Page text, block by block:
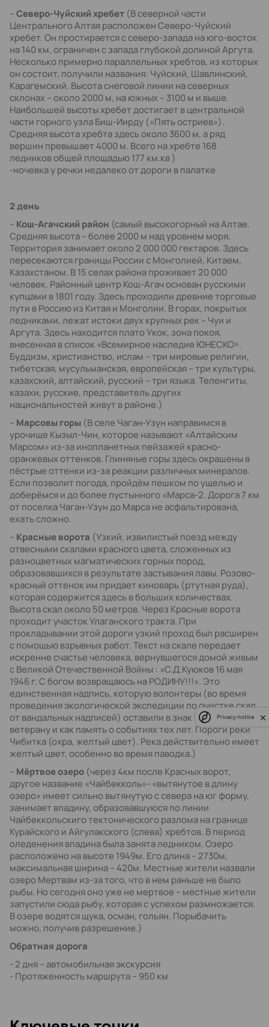
–Северо-Чуйский хребет (В северной части
Центрального Алтая расположен Северо-Чуйский
хребет. Он простирается с северо-запада на юго-восток
на 140 км, ограничен с запада глубокой долиной Аргута.
Несколько примерно параллельных хребтов, из которых
он состоит, получили названия: Чуйский, Шавлинский,
Карагемский. Высота снеговой линии на северных
склонах – около 2000 м, на южных – 3100 м и выше.
Наибольшей высоты хребет достигает в центральной
части горного узла Биш-Иирду («Пять остриев»).
Средняя высота хребта здесь около 3600 м, а ряд
вершин превышает 4000 м. Всего на хребте 168
ледников общей площадью 177 км.кв )
-ночевка у речки недалеко от дороги в палатке
2 день
– Кош-Агачский район (самый высокогорный на Алтае.
Средняя высота – более 2000 м над уровнем моря.
Территория занимает около 2 000 000 гектаров. Здесь
пересекаются границы России с Монголией, Китаем,
Казахстаном. В 15 селах района проживает 20 000
человек. Районный центр Кош-Агач основан русскими
купцами в 1801 году. Здесь проходили древние торговые
пути в Россию из Китая и Монголии. В горах, покрытых
ледниками, лежат истоки двух крупных рек – Чуи и
Аргута. Здесь находится плато Укок, зона покоя,
внесенная в список «Всемирное наследие ЮНЕСКО».
Буддизм, христианство, ислам – три мировые религии,
тибетская, мусульманская, европейская – три культуры,
казахский, алтайский, русский – три языка. Теленгиты,
казахи, русские, представитель других
национальностей живут в районе.)
– Марсовы горы (В селе Чаган-Узун направимся в
урочище Кызыл-Чин, которое называют «Алтайским
Марсом» из-за инопланетных пейзажей красно-
оранжевых оттенков. Глиняные горы здесь окрашены в
пёстрые оттенки из-за реакции различных минералов.
Если позволит погода, пройдём пешком по ущелью и
доберёмся и до более пустынного «Марса-2. Дорога 7 км
от поселка Чаган-Узун до Марса не асфальтирована,
ехать сложно.
– Красные ворота (Узкий, извилистый поезд между
отвесными скалами красного цвета, сложенных из
разноцветных магматических горных пород,
образовавшихся в результате застывания лавы. Розово-
красный оттенок им придает киноварь (ртутная руда),
которая содержится здесь в больших количествах.
Высота скал около 50 метров. Через Красные ворота
проходит участок Улаганского тракта. При
прокладывании этой дороги узкий проход был расширен
с помощью взрывных работ. Текст на скале передает
искренне счастье человека, вернувшегося домой живым
с Великой Отечественной Войны : «С.Д.Куюков 16 мая
1946 г. С богом возвращаюсь на РОДИНУ!!!». Это
единственная надпись, которую волонтеры (во время
проведения экологической экспедиции по очистке скал
от вандальных надписей) оставили в знак уважения к
ветерану и как память о событиях тех лет. Пороги реки
Чибитка (охра, желтый цвет). Река действительно имеет
желтый цвет, особенно во время паводка.)
– Мёртвое озеро (через 4км после Красных ворот,
другое название «Чайбекколь»- «вытянутое в длину
озеро» имеет сильно вытянутую с севера на юг форму,
занимает впадину, образовавшуюся по линии
Чайбеккольскиго тектонического разлома на границе
Курайского и Айгулакского (слева) хребтов. В период
оледенения впадина была занята ледником. Озеро
расположено на высоте 1949м. Его длина – 2730м,
максимальная ширина – 420м. Местные жители назвали
озеро Мертвам из-за того, что в нем раньше не было
рыбы. Но сегодня оно уже не мертвое – местные жители
запустили сюда рыбу, которая с успехом размножается.
В озере водятся щука, осман, гольян. Порыбачить
можно, получив разрешение.)
Обратная дорога
- 2 дня – автомобильная экскурсия
- Протяженность маршрута – 950 км
Privacy notice